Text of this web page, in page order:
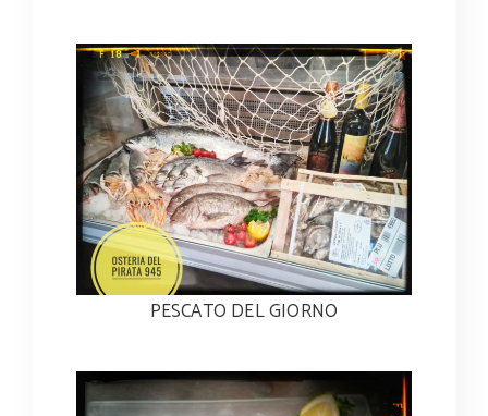
PESCATO DEL GIORNO